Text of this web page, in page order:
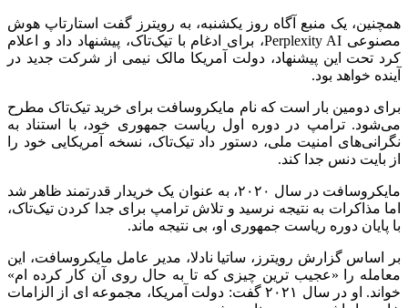
همچنین، یک منبع آگاه روز یکشنبه، به رویترز گفت استارتاپ هوش
مصنوعی Perplexity AI، برای ادغام با تیک‌تاک، پیشنهاد داد و اعلام
کرد تحت این پیشنهاد، دولت آمریکا مالک نیمی از شرکت جدید در
آینده خواهد بود.
برای دومین بار است که نام مایکروسافت برای خرید تیک‌تاک مطرح
می‌شود. ترامپ در دوره اول ریاست جمهوری خود، با استناد به
نگرانی‌های امنیت ملی، دستور داد تیک‌تاک، نسخه آمریکایی خود را
از بایت دنس جدا کند.
مایکروسافت در سال ۲۰۲۰، به عنوان یک خریدار قدرتمند ظاهر شد
اما مذاکرات به نتیجه نرسید و تلاش ترامپ برای جدا کردن تیک‌تاک،
با پایان دوره ریاست جمهوری او، بی نتیجه ماند.
بر اساس گزارش رویترز، ساتیا نادلا، مدیر عامل مایکروسافت، این
معامله را «عجیب ترین چیزی که تا به حال روی آن کار کرده ام»
خواند. او در سال ۲۰۲۱ گفت: دولت آمریکا، مجموعه ای از الزامات